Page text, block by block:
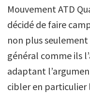
Mouvement ATD
décidé de faire
non plus
général comme ils
adaptant
cibler en particulier